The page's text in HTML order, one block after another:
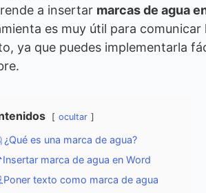
a insertar marcas de agua
es muy útil para
ya que puedes implementarla
ocultar
¿Qué es una marca de agua?
marca de agua en Word
texto como marca de agua